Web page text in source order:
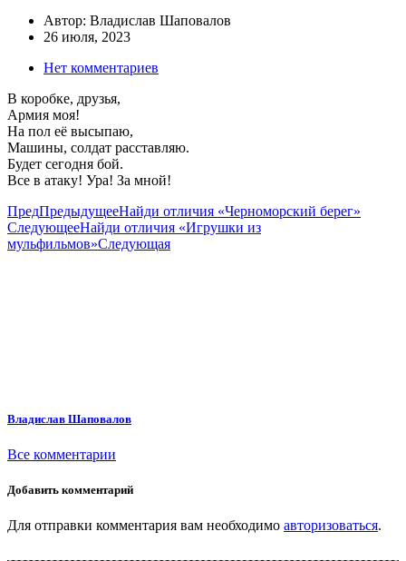
Автор: Владислав Шаповалов
26 июля, 2023
Нет комментариев
В коробке, друзья,
Армия моя!
На пол её высыпаю,
Машины, солдат расставляю.
Будет сегодня бой.
Все в атаку! Ура! За мной!
ПредПредыдущееНайди отличия «Черноморский берег»
СледующееНайди отличия «Игрушки из
мульфильмов»Следующая
Владислав Шаповалов
Все комментарии
Добавить комментарий
Для отправки комментария вам необходимо авторизоваться.